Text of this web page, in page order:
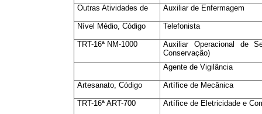
Outras Atividades de Auxiliar de Enfermagem
Nível Médio, Código Telefonista
TRT-16ª NM-1000
Auxiliar Operacional de
Conservação)
Agente de Vigilância
Artesanato, Código Artífice de Mecânica
TRT-16ª ART-700 Artífice de Eletricidade e